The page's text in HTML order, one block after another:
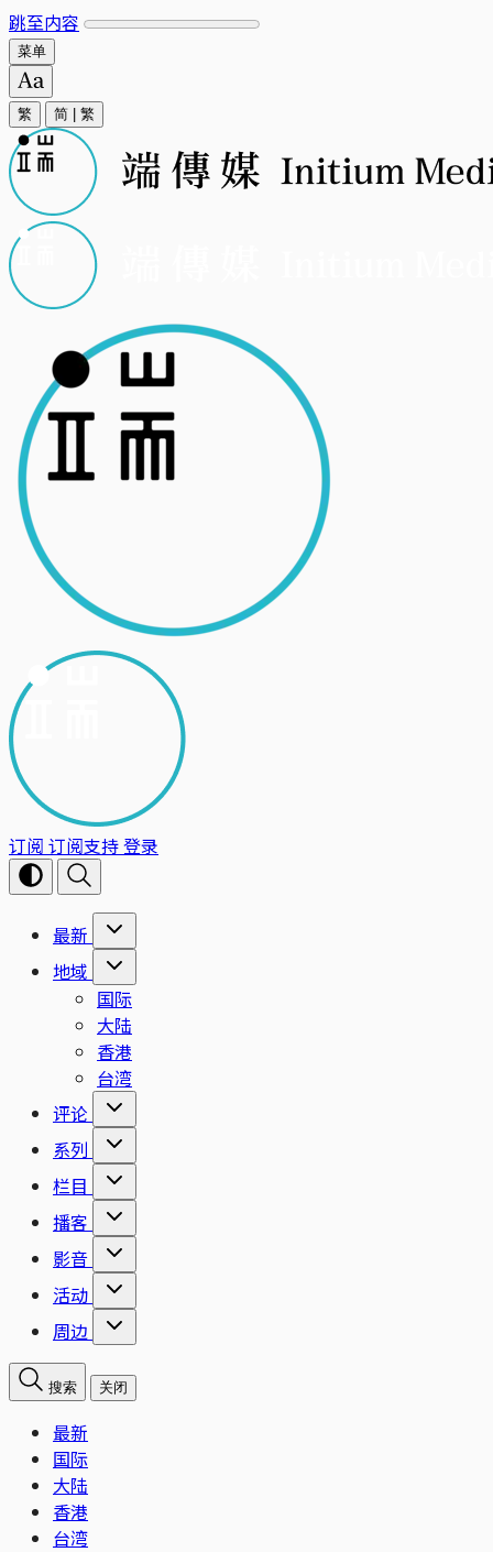
跳至内容
菜单
繁 简 繁
订阅 订阅支持登录
最新
地域
国际
大陆
香港
台湾
评论
系列
栏目
播客
影音
活动
周边
搜索 关闭
最新
国际
大陆
香港
台湾